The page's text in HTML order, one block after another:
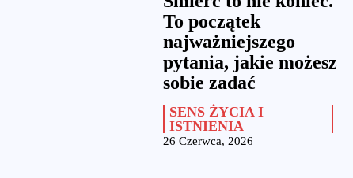
To początek
najważniejszego
pytania, jakie możesz
sobie zadać
SENS ŻYCIA I
ISTNIENIA
26 Czerwca, 2026